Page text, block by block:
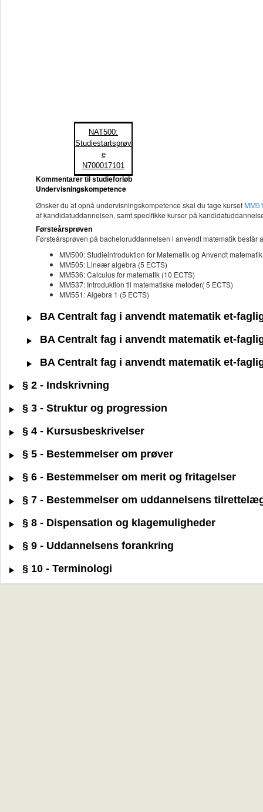
NAT500:
Studiestartsprøv
e
N700017101
Kommentarer til studieforløb
Undervisningskompetence
Ønsker du at opnå undervisningskompetence skal du tage kurset
af kandidatuddannelsen, samt specifikke kurser på
Førsteårsprøven
Førsteårsprøven på bacheloruddannelsen i anvendt matematik består
MM500: Studieintroduktion for Matematik og Anvendt
MM505: Lineær algebra (5 ECTS)
MM536: Calculus for matematik (10 ECTS)
MM537: Introduktion til matematiske metoder( 5 ECTS)
MM551: Algebra 1 (5 ECTS)
BA Centralt fag i anvendt matematik et-
BA Centralt fag i anvendt matematik et-
BA Centralt fag i anvendt matematik et-
§ 2 - Indskrivning
§ 3 - Struktur og progression
§ 4 - Kursusbeskrivelser
§ 5 - Bestemmelser om prøver
§ 6 - Bestemmelser om merit og fritagelser
§ 7 - Bestemmelser om uddannelsens
§ 8 - Dispensation og klagemuligheder
§ 9 - Uddannelsens forankring
§ 10 - Terminologi